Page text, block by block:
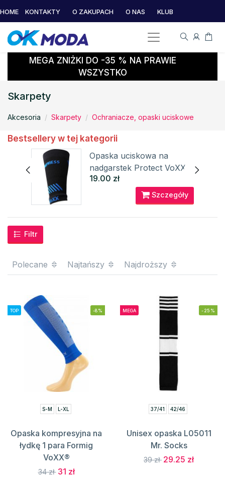
HOME KONTAKTY O ZAKUPACH O NAS KLUB
MEGA ZNIŻKI DO -35 % NA PRAWIE
WSZYSTKO
Skarpety
Akcesoria Skarpety Ochraniacze, opaski uciskowe
Bestsellery w tej kategorii
Opaska uciskowa na
nadgarstek Protect VoXX®
19.00 zł
Szczegóły
Filtr
Polecane Najtańszy Najdroższy
TOP -8%
S-M L-XL
Opaska kompresyjna na
łydkę 1 para Formig
VoXX®
34 zł 31 zł
MEGA -25%
37/41 42/46
Unisex opaska L05011
Mr. Socks
39 zł 29.25 zł